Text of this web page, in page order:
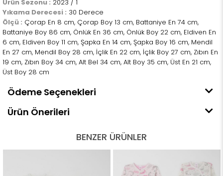
Ürün Sezonu : 2023 / 1
Yıkama Derecesi : 30 Derece
Ölçü : Çorap En 8 cm, Çorap Boy 13 cm, Battaniye En 74 cm,
Battaniye Boy 86 cm, Önlük En 36 cm, Önlük Boy 22 cm, Eldiven En
6 cm, Eldiven Boy 11 cm, Şapka En 14 cm, Şapka Boy 16 cm, Mendil
En 27 cm, Mendil Boy 28 cm, İçlik En 22 cm, İçlik Boy 27 cm, Zıbın En
19 cm, Zıbın Boy 34 cm, Alt Bel 34 cm, Alt Boy 35 cm, Üst En 21 cm,
Üst Boy 28 cm
Ödeme Seçenekleri
Ürün Önerileri
BENZER ÜRÜNLER